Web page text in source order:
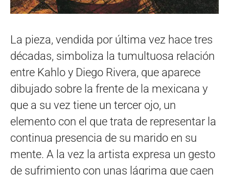
La pieza, vendida por última vez hace tres
décadas, simboliza la tumultuosa relación
entre Kahlo y Diego Rivera, que aparece
dibujado sobre la frente de la mexicana y
que a su vez tiene un tercer ojo, un
elemento con el que trata de representar la
continua presencia de su marido en su
mente. A la vez la artista expresa un gesto
de sufrimiento con unas lágrima que caen